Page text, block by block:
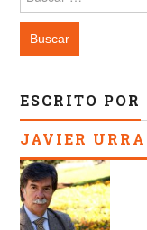
ESCRITO POR
JAVIER